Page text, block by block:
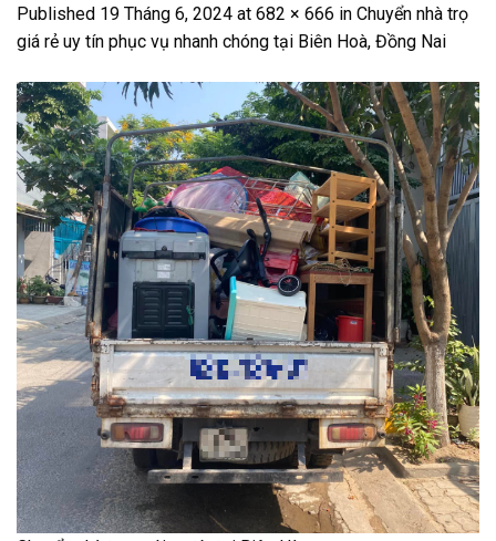
Published 19 Tháng 6, 2024 at 682 × 666 in Chuyển nhà trọ
giá rẻ uy tín phục vụ nhanh chóng tại Biên Hoà, Đồng Nai